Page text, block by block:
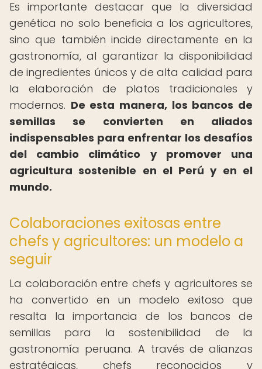
Es importante destacar que la diversidad
genética no solo beneficia a los agricultores,
sino que también incide directamente en la
gastronomía, al garantizar la disponibilidad
de ingredientes únicos y de alta calidad para
la elaboración de platos tradicionales y
modernos. De esta manera, los bancos de
semillas se convierten en aliados
indispensables para enfrentar los desafíos
del cambio climático y promover una
agricultura sostenible en el Perú y en el
mundo.
Colaboraciones exitosas entre
chefs y agricultores: un modelo a
seguir
La colaboración entre chefs y agricultores se
ha convertido en un modelo exitoso que
resalta la importancia de los bancos de
semillas para la sostenibilidad de la
gastronomía peruana. A través de alianzas
estratégicas, chefs reconocidos y